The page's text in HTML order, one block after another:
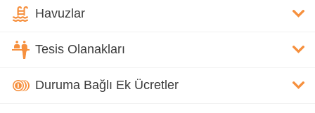
Havuzlar
Tesis Olanakları
Duruma Bağlı Ek Ücretler